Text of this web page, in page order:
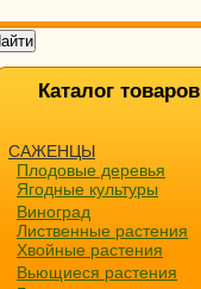
Каталог товаров
САЖЕНЦЫ
Плодовые деревья
Ягодные культуры
Виноград
Лиственные растения
Хвойные растения
Вьющиеся растения